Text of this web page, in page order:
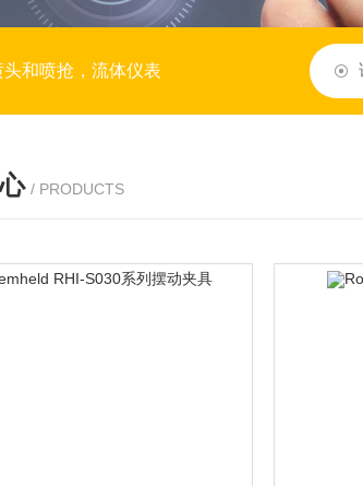
和喷抢，流体仪表
/ PRODUCTS